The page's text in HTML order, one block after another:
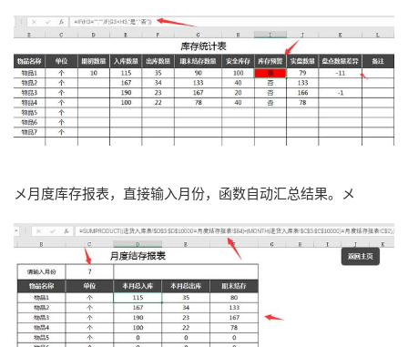
メ月度库存报表，直接输入月份，函数自动汇总结果。メ